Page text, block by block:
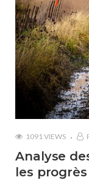
1091 VIEWS
Analyse
les